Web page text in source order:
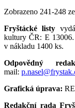
Zobrazeno 241-248
Fryštácké listy
kultury ČR: E
v nákladu 1400 ks.
Odpovědný
mail:
Grafická úprava:
Redakční rada